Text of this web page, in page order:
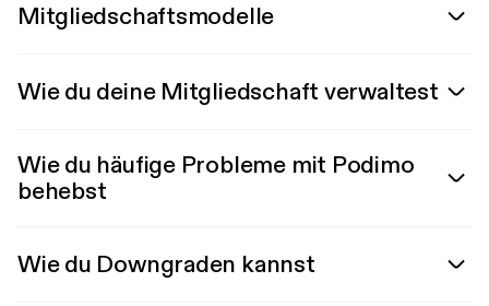
Mitgliedschaftsmodelle
Wie du deine Mitgliedschaft verwaltest
Wie du häufige Probleme mit Podimo
behebst
Wie du Downgraden kannst